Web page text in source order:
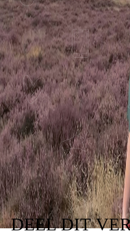
MIJN
OP DE
DEELDIT